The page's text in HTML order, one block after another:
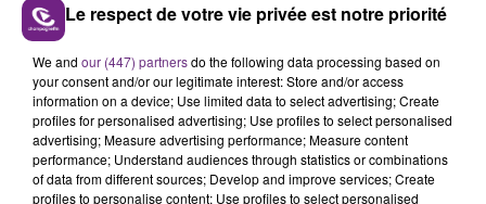
VENEZ FÊTER CE WEEK-END
L'ANNIVERSAIRE DE WOINIC
Ce samedi 8 août sera un grand jour :
l'anniversaire du plus gros sanglier du monde.
Une fête est donc organisée et vous êtes tous
conviés !
TITRES DIFFUSÉS
Le respect de votre vie privée est notre priorité
We and our (447) partnersdo the following data processing based on
your consent and/or our legitimate interest: Store and/or access
information on a device; Use limited data to select advertising; Create
profiles for personalised advertising; Use profiles to select personalised
advertising; Measure advertising performance; Measure content
performance; Understand audiences through statistics or combinations
of data from different sources; Develop and improve services; Create
profiles to personalise content; Use profiles to select personalised